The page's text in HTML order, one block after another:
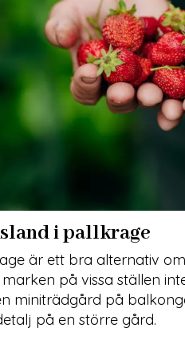
i pallkrage
är ett bra alternativ
på vissa ställen
miniträdgård på
på en större gård.